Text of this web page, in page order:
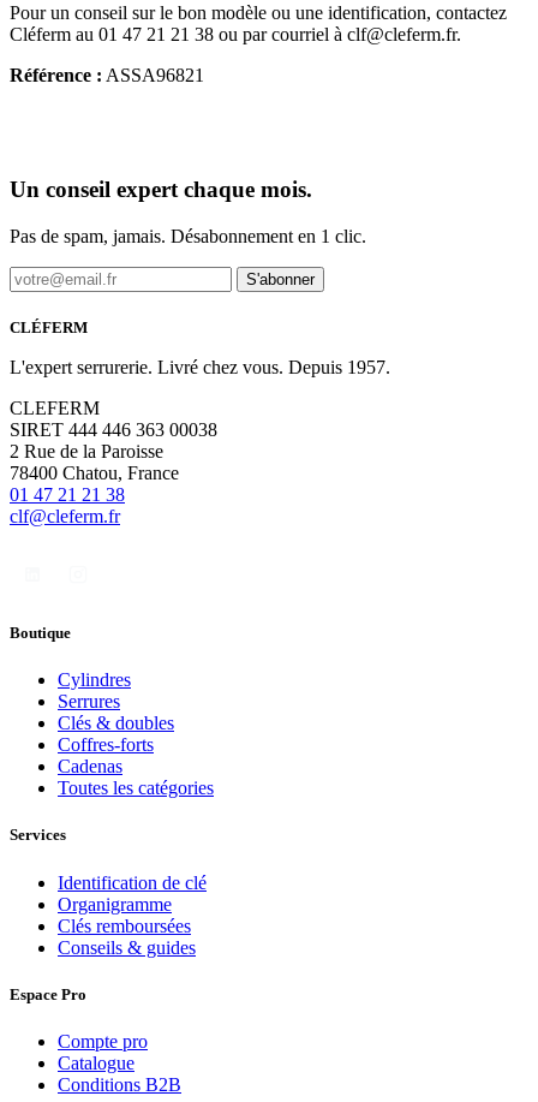
Pour un conseil sur le bon modèle ou une identification, contactez
Cléferm au 01 47 21 21 38 ou par courriel à clf@cleferm.fr.
Référence : ASSA96821
Un conseil expert chaque mois.
Pas de spam, jamais. Désabonnement en 1 clic.
S'abonner
CLÉFERM
L'expert serrurerie. Livré chez vous. Depuis 1957.
CLEFERM
SIRET 444 446 363 00038
2 Rue de la Paroisse
78400 Chatou, France
01 47 21 21 38
clf@cleferm.fr
Boutique
Cylindres
Serrures
Clés & doubles
Coffres-forts
Cadenas
Toutes les catégories
Services
Identification de clé
Organigramme
Clés remboursées
Conseils & guides
Espace Pro
Compte pro
Catalogue
Conditions B2B